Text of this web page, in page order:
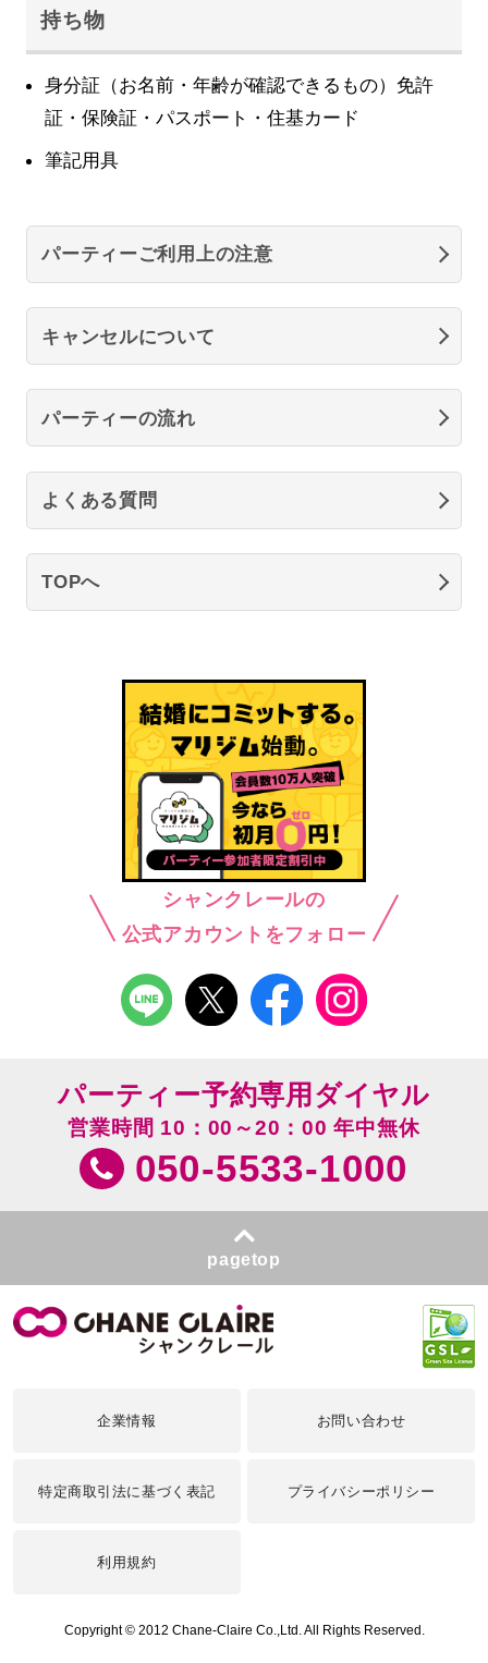
持ち物
身分証（お名前・年齢が確認できるもの）免許
証・保険証・パスポート・住基カード
筆記用具
パーティーご利用上の注意
キャンセルについて
パーティーの流れ
よくある質問
TOPへ
シャンクレールの
公式アカウントをフォロー
パーティー予約専用ダイヤル
営業時間 10：00～20：00 年中無休
050-5533-1000
pagetop
企業情報 お問い合わせ
特定商取引法に基づく表記 プライバシーポリシー
利用規約
Copyright © 2012 Chane-Claire Co.,Ltd. All Rights Reserved.